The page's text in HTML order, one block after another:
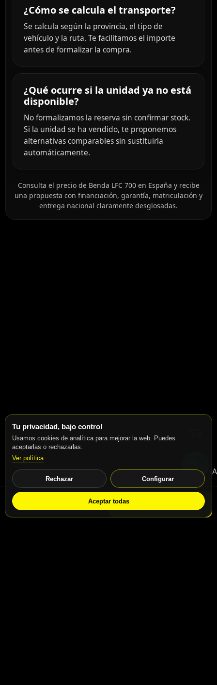
Tu privacidad, bajo control
Usamos cookies de analítica para mejorar la web. Puedes
aceptarlas o rechazarlas.
Ver política
Rechazar Configurar
Aceptar todas
¿Cómo se calcula el transporte?
Se calcula según la provincia, el tipo de
vehículo y la ruta. Te facilitamos el importe
antes de formalizar la compra.
¿Qué ocurre si la unidad ya no está
disponible?
No formalizamos la reserva sin confirmar stock.
Si la unidad se ha vendido, te proponemos
alternativas comparables sin sustituirla
automáticamente.
Consulta el precio de Benda LFC 700 en España y recibe
una propuesta con financiación, garantía, matriculación y
entrega nacional claramente desglosadas.